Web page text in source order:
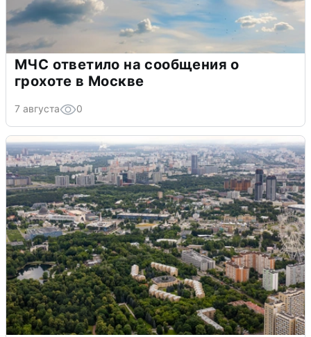
МЧС ответило на сообщения о
грохоте в Москве
7 августа 0